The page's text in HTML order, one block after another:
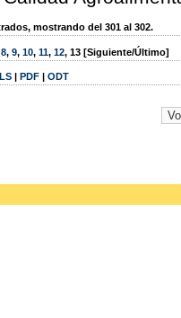
mostrando del 301 al 302.
8, 9, 10, 11, 12, 13 [Siguiente/Último]
| PDF | ODT